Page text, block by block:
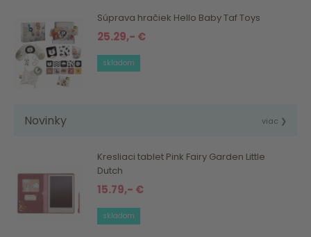
Súprava hračiek Hello Baby Taf Toys
25.29,- €
skladom
Novinky viac ❯
Kresliaci tablet Pink Fairy Garden Little
Dutch
15.79,- €
skladom